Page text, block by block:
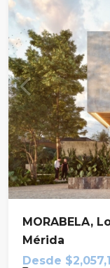
MORABELA,
Mérida
Desde